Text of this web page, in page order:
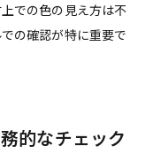
での色の見え方は不
の確認が特に重要で
的なチェック